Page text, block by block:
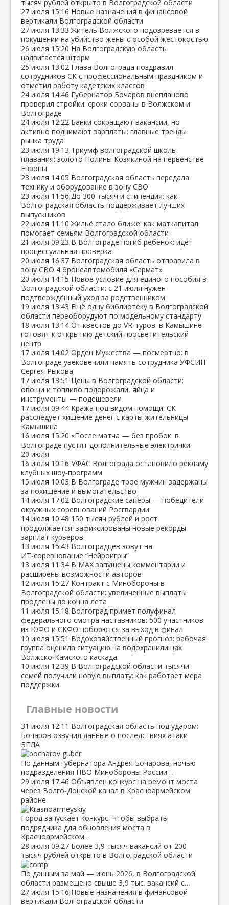
тысяч рублей открыто в Волгоградской области
27 июля 15:16 Новые назначения в финансовой
вертикали Волгоградской области
27 июля 13:33 Житель Волжского подозревается в
покушении на убийство жены с особой жестокостью
26 июля 15:20 На Волгоградскую область
надвигается шторм
25 июля 13:02 Глава Волгограда поздравил
сотрудников СК с профессиональным праздником и
отметил работу кадетских классов
24 июля 14:46 Губернатор Бочаров внепланово
проверил стройки: сроки сорваны в Волжском и
Волгограде
24 июля 12:22 Банки сокращают вакансии, но
активно поднимают зарплаты: главные тренды
рынка труда
23 июля 19:13 Триумф волгоградской школы
плавания: золото Полины Козякиной на первенстве
Европы
23 июля 14:05 Волгоградская область передала
технику и оборудование в зону СВО
23 июля 11:56 До 300 тысяч и стипендия: как
Волгоградская область поддерживает лучших
выпускников
22 июля 11:10 Жильё стало ближе: как маткапитал
помогает семьям Волгоградской области
21 июля 09:23 В Волгограде погиб ребёнок: идёт
процессуальная проверка
20 июля 16:37 Волгоградская область отправила в
зону СВО 4 бронеавтомобиля «Сармат»
20 июля 14:15 Новое условие для единого пособия в
Волгоградской области: с 21 июля нужен
подтверждённый уход за родственником
19 июля 13:43 Ещё одну библиотеку в Волгоградской
области переоборудуют по модельному стандарту
18 июля 13:14 От квестов до VR‑туров: в Камышине
готовят к открытию детский просветительский
центр
17 июля 14:02 Орден Мужества — посмертно: в
Волгограде увековечили память сотрудника УФСИН
Сергея Рыкова
17 июля 13:51 Цены в Волгоградской области:
овощи и топливо подорожали, яйца и
инструменты — подешевели
17 июля 09:44 Кража под видом помощи: СК
расследует хищение денег с карты жительницы
Камышина
16 июля 15:20 «После матча — без пробок: в
Волгограде пустят дополнительные электрички
20 июля
16 июля 10:16 УФАС Волгограда остановило рекламу
клубных шоу‑программ
15 июля 10:03 В Волгограде трое мужчин задержаны
за похищение и вымогательство
14 июля 17:02 Волгоградские сапёры — победители
окружных соревнований Росгвардии
14 июля 10:48 150 тысяч рублей и рост
продолжается: зафиксированы новые рекорды
зарплат курьеров
13 июля 15:43 Волгоградцев зовут на
ИТ‑соревнование “Нейроигры”
13 июля 11:34 В МАХ запущены комментарии и
расширены возможности авторов
12 июля 15:27 Контракт с Минобороны в
Волгоградской области: увеличенные выплаты
продлены до конца лета
11 июля 15:18 Волгоград примет полуфинал
федерального смотра наставников: 500 участников
из ЮФО и СКФО поборются за выход в финал
10 июля 15:51 Водохозяйственный прогноз: рабочая
группа оценила ситуацию на водохранилищах
Волжско‑Камского каскада
10 июля 12:39 В Волгоградской области тысячи
семей получили новую выплату: как работает мера
поддержки
Главные новости
31 июля 12:11 Волгоградская область под ударом:
Бочаров озвучил данные о последствиях атаки
БПЛА
По данным губернатора Андрея Бочарова, ночью
подразделения ПВО Минобороны России…
29 июля 17:46 Объявлен конкурс на ремонт моста
через Волго‑Донской канал в Красноармейском
районе
Город запускает конкурс, чтобы выбрать
подрядчика для обновления моста в
Красноармейском…
28 июля 09:27 Более 3,9 тысяч вакансий от 200
тысяч рублей открыто в Волгоградской области
По данным за май — июнь 2026, в Волгоградской
области размещено свыше 3,9 тыс. вакансий с…
27 июля 15:16 Новые назначения в финансовой
вертикали Волгоградской области